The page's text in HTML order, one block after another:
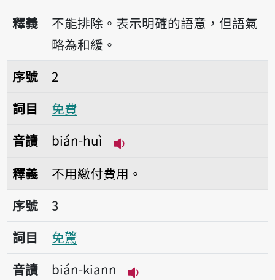
播放音讀bī-bián
釋義
不能排除。表示明確的語意，但語氣
略為和緩。
序號2免費
序號
2
詞目
免費
音讀
bián-huì
釋義
不用繳付費用。
序號3免驚
序號
3
詞目
免驚
音讀
bián-kiann